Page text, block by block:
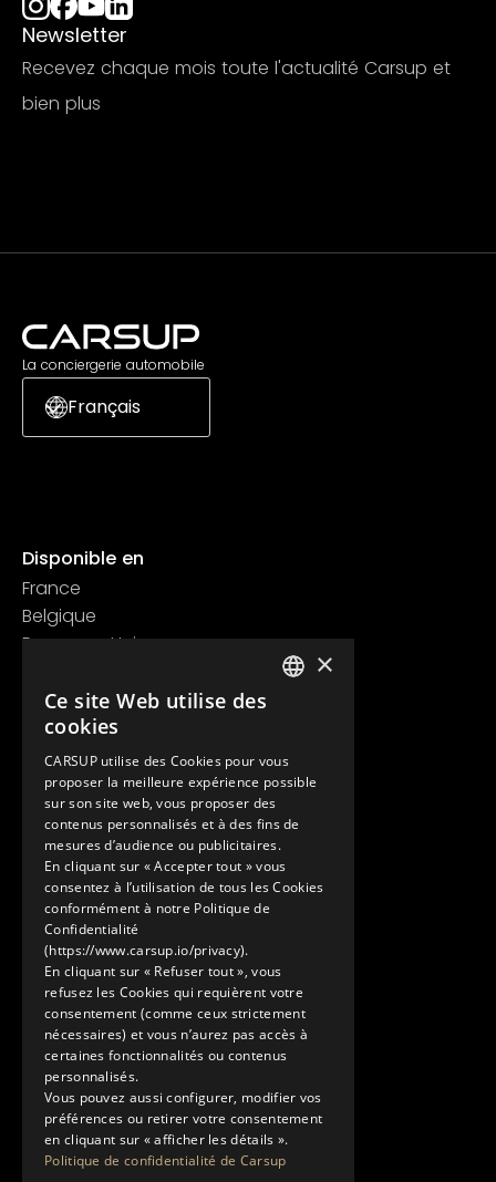
Newsletter
Recevez chaque mois toute l'actualité Carsup et
bien plus
La conciergerie automobile
Français
Disponible en
France
Belgique
Royaume Uni
Contact
+33 1 89 47 00 43
contact@carsup.io
Page contact
Découvrir
Nos Conciergeries
Nos services
Le Showroom
L'univers Carsup
Le carnet de route
En savoir plus
Mentions légales
Politique de confidentialité
Conditions générales d'utilisation
×
Ce site Web utilise des
cookies
CARSUP utilise des Cookies pour vous
proposer la meilleure expérience possible
sur son site web, vous proposer des
contenus personnalisés et à des fins de
mesures d’audience ou publicitaires.
En cliquant sur « Accepter tout » vous
consentez à l’utilisation de tous les Cookies
conformément à notre Politique de
Confidentialité
(https://www.carsup.io/privacy).
En cliquant sur « Refuser tout », vous
refusez les Cookies qui requièrent votre
consentement (comme ceux strictement
nécessaires) et vous n’aurez pas accès à
certaines fonctionnalités ou contenus
personnalisés.
Vous pouvez aussi configurer, modifier vos
préférences ou retirer votre consentement
en cliquant sur « afficher les détails ».
Politique de confidentialité de Carsup